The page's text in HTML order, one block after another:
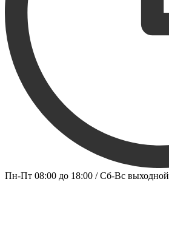
Пн-Пт 08:00 до 18:00 / Сб-Вс выходной